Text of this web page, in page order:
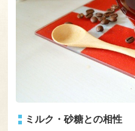
ミルク・砂糖との相性